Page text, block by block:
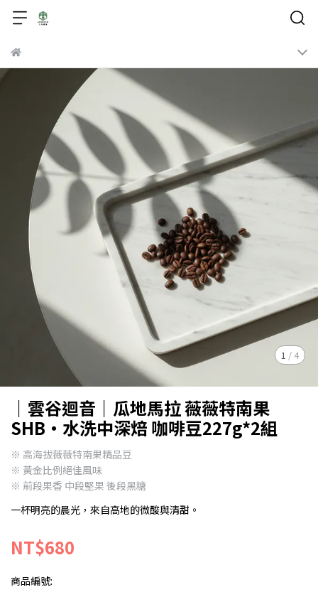
1 / 4
｜雲谷迴音｜瓜地馬拉 薇薇特南果
SHB・水洗中深焙 咖啡豆227g*2組
※ 高海拔薇薇特南果精品豆
※ 黃金比例絕佳風味
※ 前段果香 中段堅果 後段黑糖
一杯明亮的晨光，來自高地的微酸與清甜。
NT$680
商品編號: